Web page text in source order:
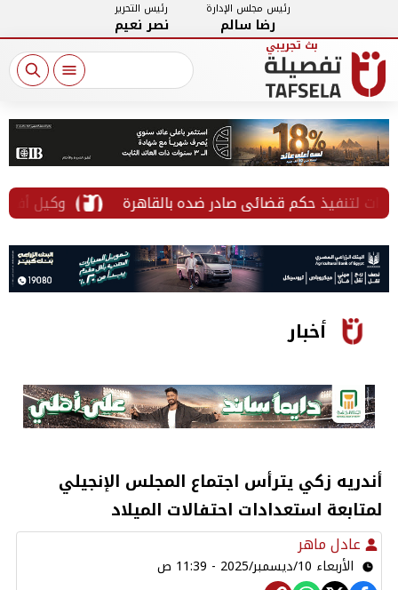
رئيس مجلس الإدارة
رضا سالم
رئيس التحرير
نصر نعيم
وكيل لتنفيذ حكم قضائي صادر ضده بالقاهرة
أخبار
أندريه زكي يترأس اجتماع المجلس الإنجيلي
لمتابعة استعدادات احتفالات الميلاد
عادل ماهر
الأربعاء 10/ديسمبر/2025 - 11:39 ص